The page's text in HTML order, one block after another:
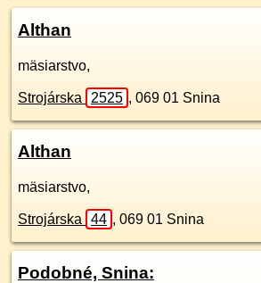
Althan
mäsiarstvo,
Strojárska 2525 , 069 01 Snina
Althan
mäsiarstvo,
Strojárska 44 , 069 01 Snina
Podobné, Snina: